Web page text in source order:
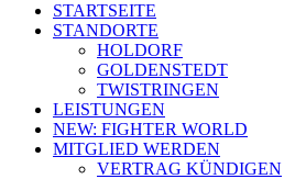
STARTSEITE
STANDORTE
HOLDORF
GOLDENSTEDT
TWISTRINGEN
LEISTUNGEN
NEW: FIGHTER WORLD
MITGLIED WERDEN
VERTRAG KÜNDIGEN